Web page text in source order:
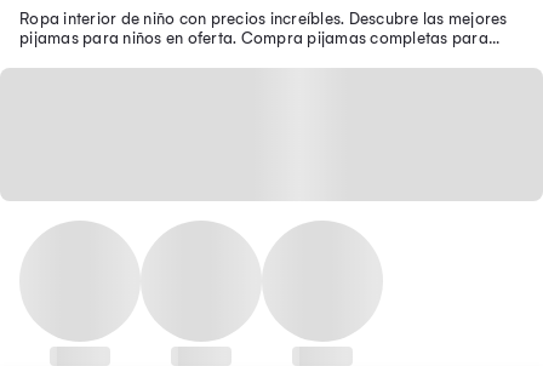
Ropa interior de niño con precios increíbles. Descubre las mejores
pijamas para niños en oferta. Compra pijamas completas para